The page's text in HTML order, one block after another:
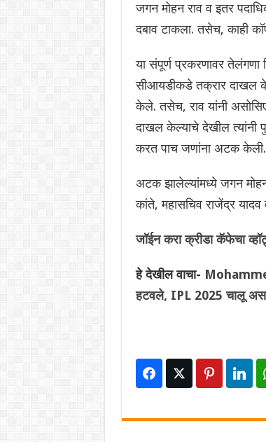
जगन मोहन राव व इतर
दबाव टाकला. तसेच, काही
या संपूर्ण प्रकरणावर तेलंगणा
सीआयडीकडे तक्रार दाखल
केले. तसेच, राव यांनी
दाखल केल्याचे देखील त्यांनी
करत पाच जणांना अटक केली.
अटक झालेल्यांमध्ये जगन मोहन
कांते, महासचिव राजेंद्र
जॉईन करा क्रीडा कॅफेचा
हे देखील वाचा-
हटवले, IPL 2025 चालू